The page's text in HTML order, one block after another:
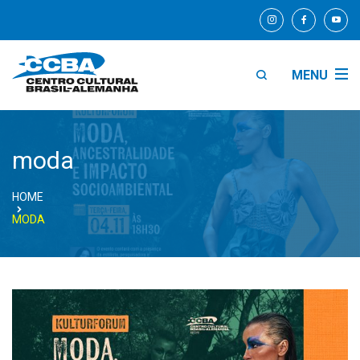
MENU
moda
HOME
MODA